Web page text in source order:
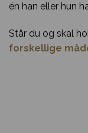
én han eller hun
Står du og skal
forskellige